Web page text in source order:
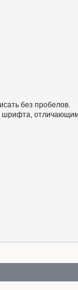
без пробелов.